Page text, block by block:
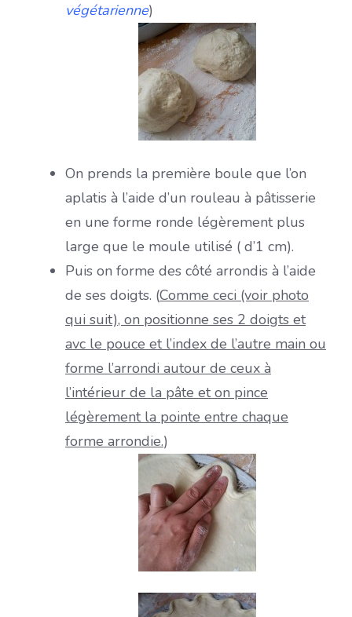
végétarienne)
On prends la première boule que l’on
aplatis à l’aide d’un rouleau à pâtisserie
en une forme ronde légèrement plus
large que le moule utilisé ( d’1 cm).
Puis on forme des côté arrondis à l’aide
de ses doigts. (Comme ceci (voir photo
qui suit), on positionne ses 2 doigts et
avc le pouce et l’index de l’autre main ou
forme l’arrondi autour de ceux à
l’intérieur de la pâte et on pince
légèrement la pointe entre chaque
forme arrondie.)